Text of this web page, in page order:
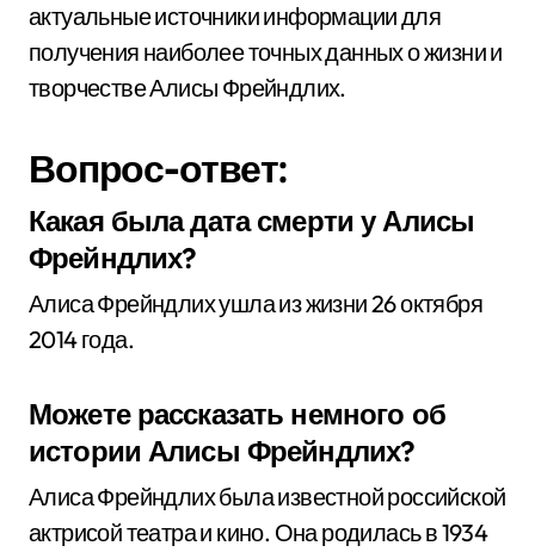
актуальные источники информации для
получения наиболее точных данных о жизни и
творчестве Алисы Фрейндлих.
Вопрос-ответ:
Какая была дата смерти у Алисы
Фрейндлих?
Алиса Фрейндлих ушла из жизни 26 октября
2014 года.
Можете рассказать немного об
истории Алисы Фрейндлих?
Алиса Фрейндлих была известной российской
актрисой театра и кино. Она родилась в 1934